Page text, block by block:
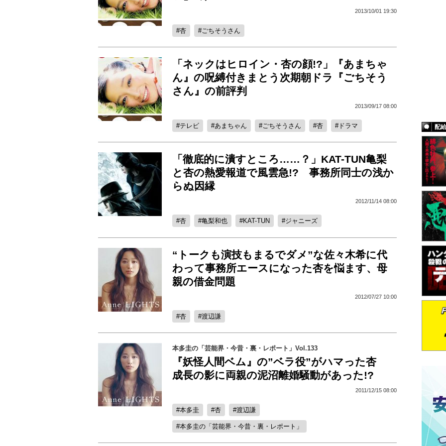
2013/10/01 19:30
杏 ごちそうさん
「ネックはヒロイン・杏の顔!?」『あまちゃ
ん』の呪縛付きまとう次期朝ドラ『ごちそう
さん』の前評判
2013/09/17 08:00
テレビ あまちゃん ごちそうさん 杏 ドラマ
「徹底的に潰すところ……？」KAT-TUN亀梨
と杏の熱愛報道で風雲急!? 事務所同士の浅か
らぬ因縁
2012/11/14 08:00
杏 亀梨和也 KAT-TUN ジャニーズ
“トークも演技もまるでダメ”な佐々木希に代
わって事務所エースになった杏を悩ます、母
親の借金問題
2012/07/27 10:00
杏 渡辺謙
本多圭の「芸能界・今昔・裏・レポート」Vol.133
『妖怪人間ベム』の”ベラ役”がハマった杏
成長の影に両親の泥沼離婚騒動があった!?
2011/12/15 08:00
本多圭 杏 渡辺謙
本多圭の「芸能界・今昔・裏・レポート」
配